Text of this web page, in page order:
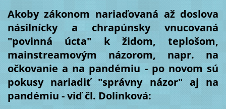
Akoby zákonom nariaďovaná až doslova
násilnícky a chrapúnsky vnucovaná
"povinná úcta" k židom, teplošom,
mainstreamovým názorom, napr. na
očkovanie a na pandémiu - po novom sú
pokusy nariadiť "správny názor" aj na
pandémiu - viď čl. Dolinková: